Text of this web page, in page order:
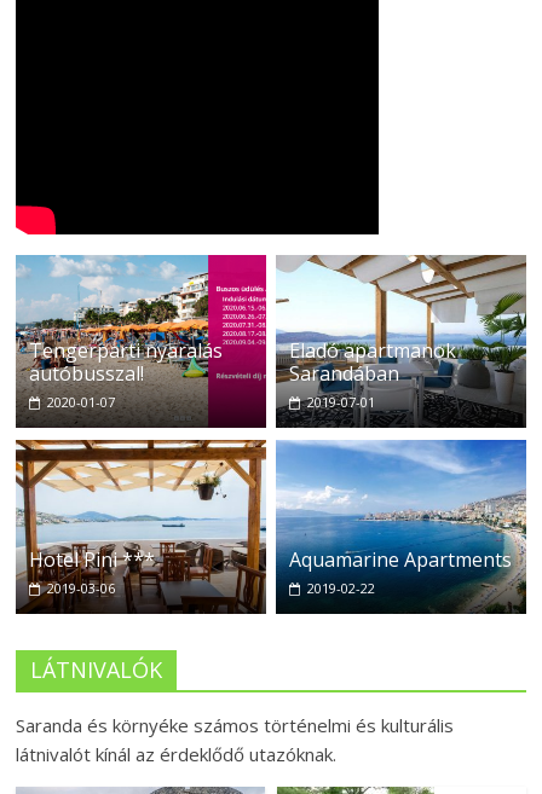
Tengerparti nyaralás
autóbusszal!
2020-01-07
Eladó apartmanok
Sarandában
2019-07-01
Hotel Pini ***
2019-03-06
Aquamarine Apartments
2019-02-22
LÁTNIVALÓK
Saranda és környéke számos történelmi és kulturális
látnivalót kínál az érdeklődő utazóknak.